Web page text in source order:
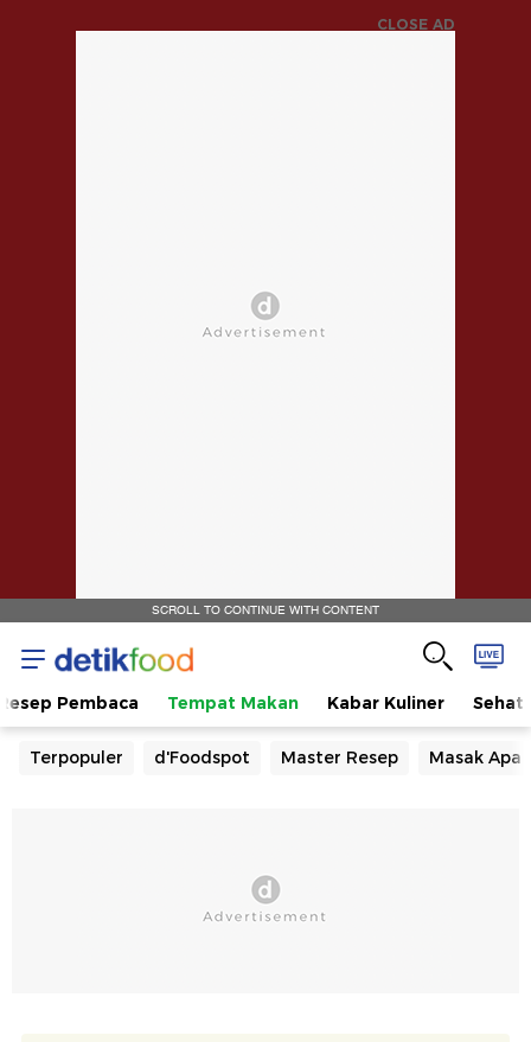
CLOSE AD
SCROLL TO CONTINUE WITH CONTENT
Pembaca Tempat Makan Kabar Kuliner Sehat
Terpopuler d'Foodspot Master Resep Masak Apa